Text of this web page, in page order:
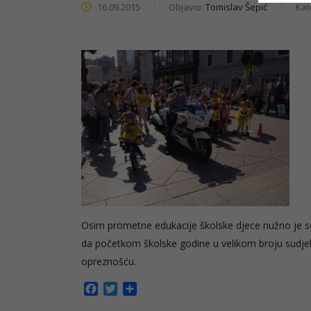
16.09.2015 Objavio: Tomislav Šepić
Osim prometne edukacije školske djece nužno je
da početkom školske godine u velikom broju
opreznošću.
Facebook
Twitter